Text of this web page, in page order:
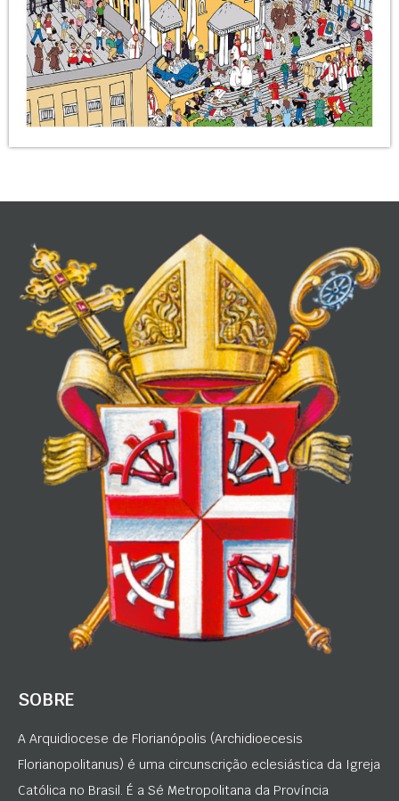
SOBRE
A Arquidiocese de Florianópolis (Archidioecesis
Florianopolitanus) é uma circunscrição eclesiástica da Igreja
Católica no Brasil. É a Sé Metropolitana da Província